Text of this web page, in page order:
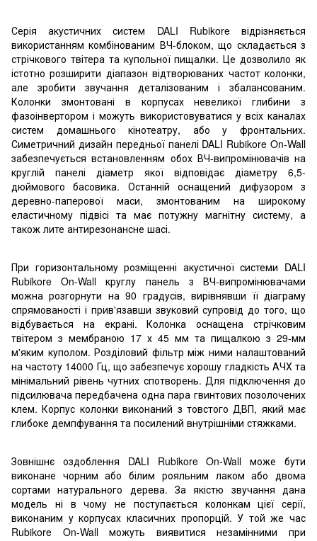
Серія акустичних систем DALI Rubikore відрізняється
використанням комбінованим ВЧ-блоком, що складається з
стрічкового твітера та купольної пищалки. Це дозволило як
істотно розширити діапазон відтворюваних частот колонки,
але зробити звучання деталізованим і збалансованим.
Колонки змонтовані в корпусах невеликої глибини з
фазоінвертором і можуть використовуватися у всіх каналах
систем домашнього кінотеатру, або у фронтальних.
Симетричний дизайн передньої панелі DALI Rubikore On-Wall
забезпечується встановленням обох ВЧ-випромінювачів на
круглій панелі діаметр якої відповідає діаметру 6,5-
дюймового басовика. Останній оснащений дифузором з
деревно-паперової маси, змонтованим на широкому
еластичному підвісі та має потужну магнітну систему, а
також лите антирезонансне шасі.
При горизонтальному розміщенні акустичної системи DALI
Rubikore On-Wall круглу панель з ВЧ-випромінювачами
можна розгорнути на 90 градусів, вирівнявши її діаграму
спрямованості і прив'язавши звуковий супровід до того, що
відбувається на екрані. Колонка оснащена стрічковим
твітером з мембраною 17 х 45 мм та пищалкою з 29-мм
м'яким куполом. Розділовий фільтр між ними налаштований
на частоту 14000 Гц, що забезпечує хорошу гладкість АЧХ та
мінімальний рівень чутних спотворень. Для підключення до
підсилювача передбачена одна пара гвинтових позолочених
клем. Корпус колонки виконаний з товстого ДВП, який має
глибоке демпфування та посилений внутрішніми стяжками.
Зовнішнє оздоблення DALI Rubikore On-Wall може бути
виконане чорним або білим рояльним лаком або двома
сортами натурального дерева. За якістю звучання дана
модель ні в чому не поступається колонкам цієї серії,
виконаним у корпусах класичних пропорцій. У той же час
Rubikore On-Wall можуть виявитися незамінними при